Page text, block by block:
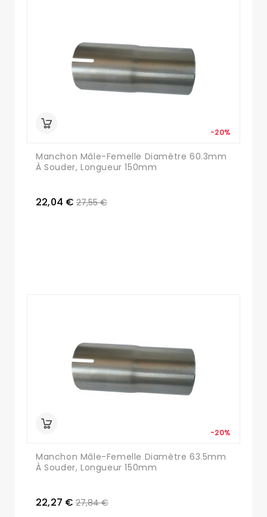
Manchon Mâle-Femelle Diamètre 60.3mm
À Souder, Longueur 150mm
22,04 €
-20%
27,55 €
Manchon Mâle-Femelle Diamètre 63.5mm
À Souder, Longueur 150mm
22,27 €
-20%
27,84 €